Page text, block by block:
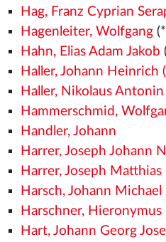
Hag, Franz Cyprian
Hagenleiter, Wolfgang
Hahn, Elias Adam Jakob
Haller, Johann
Haller, Nikolaus Antonin
Hammerschmid,
Handler, Johann
Harrer, Joseph Johann
Harrer, Joseph
Harsch, Johann Michael
Harschner, Hieronymus
Hart, Johann Georg